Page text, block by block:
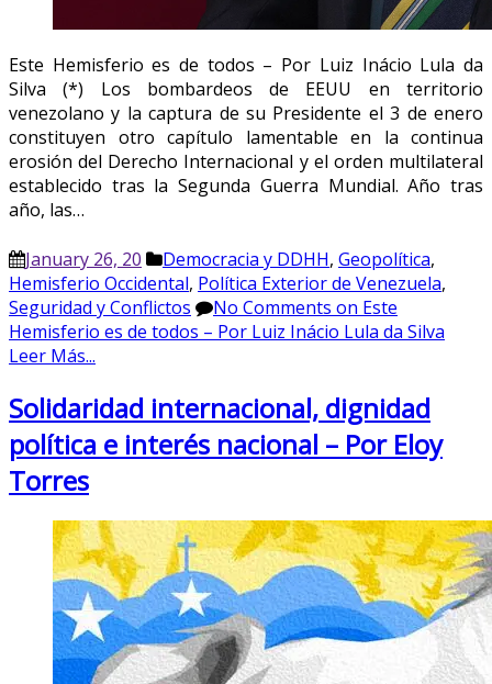
Este Hemisferio es de todos – Por Luiz Inácio Lula da
Silva (*) Los bombardeos de EEUU en territorio
venezolano y la captura de su Presidente el 3 de enero
constituyen otro capítulo lamentable en la continua
erosión del Derecho Internacional y el orden multilateral
establecido tras la Segunda Guerra Mundial. Año tras
año, las…
January 26, 20 Democracia y DDHH, Geopolítica,
Hemisferio Occidental, Política Exterior de Venezuela,
Seguridad y Conflictos
No Comments on Este
Hemisferio es de todos – Por Luiz Inácio Lula da Silva
Leer Más...
Solidaridad internacional, dignidad
política e interés nacional – Por Eloy
Torres